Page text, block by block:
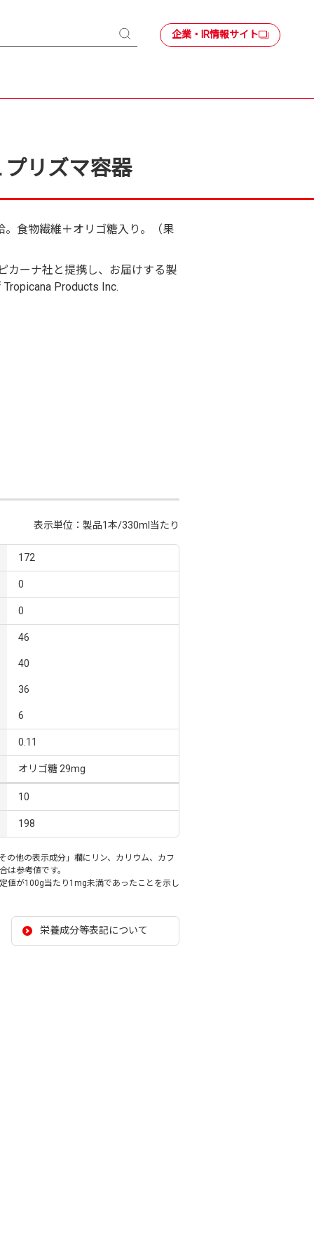
検
企業・IR情報サイト
リズマ容器
食物繊維＋オリゴ糖入り。（果
カーナ社と提携し、お届けする製
Products Inc.
表示単位：製品1本/330ml当たり
172
0
0
46
40
36
6
0.11
オリゴ糖 29mg
10
198
の他の表示成分」欄にリン、カリウム、カフ
は参考値です。
値が100g当たり1mg未満であったことを示し
栄養成分等表記について